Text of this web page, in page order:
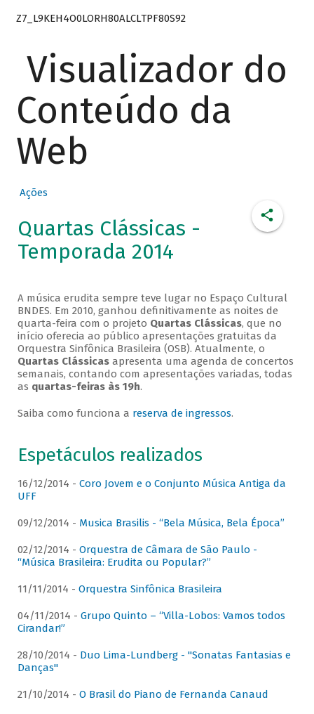
Z7_L9KEH4O0LORH80ALCLTPF80S92
Visualizador do
Conteúdo da
Web
Ações
Quartas Clássicas -
Temporada 2014
A música erudita sempre teve lugar no Espaço Cultural
BNDES. Em 2010, ganhou definitivamente as noites de
quarta-feira com o projeto Quartas Clássicas, que no
início oferecia ao público apresentações gratuitas da
Orquestra Sinfônica Brasileira (OSB). Atualmente, o
Quartas Clássicasapresenta uma agenda de concertos
semanais, contando com apresentações variadas, todas
as quartas-feiras às 19h.
Saiba como funciona a reserva de ingressos.
Espetáculos realizados
16/12/2014 - Coro Jovem e o Conjunto Música Antiga da
UFF
09/12/2014 - Musica Brasilis - “Bela Música, Bela Época”
02/12/2014 - Orquestra de Câmara de São Paulo -
“Música Brasileira: Erudita ou Popular?”
11/11/2014 - Orquestra Sinfônica Brasileira
04/11/2014 - Grupo Quinto – “Villa-Lobos: Vamos todos
Cirandar!”
28/10/2014 - Duo Lima-Lundberg - "Sonatas Fantasias e
Danças"
21/10/2014 - O Brasil do Piano de Fernanda Canaud